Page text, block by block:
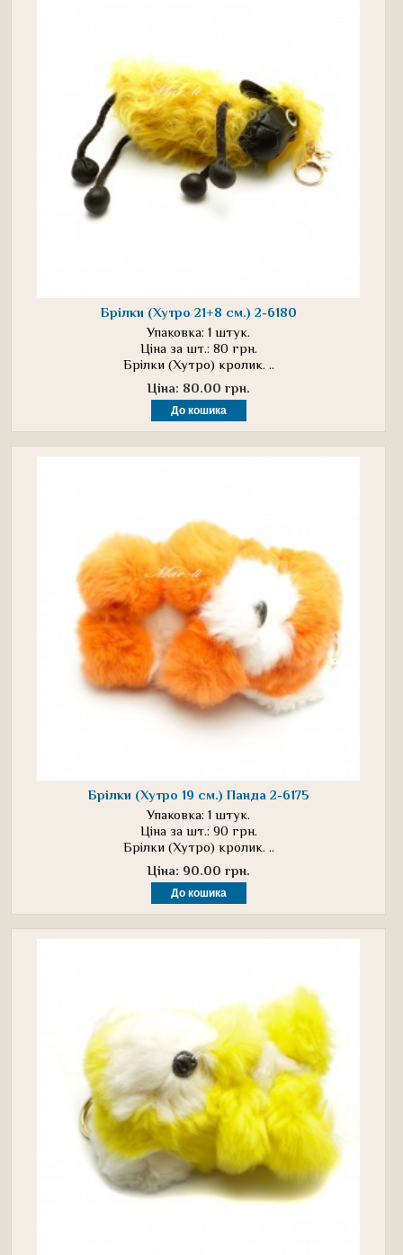
Брілки (Хутро 21+8 см.) 2-6180
Упаковка: 1 штук.
Ціна за шт.: 80 грн.
Брілки (Хутро) кролик. ..
Ціна: 80.00 грн.
Брілки (Хутро 19 см.) Панда 2-6175
Упаковка: 1 штук.
Ціна за шт.: 90 грн.
Брілки (Хутро) кролик. ..
Ціна: 90.00 грн.